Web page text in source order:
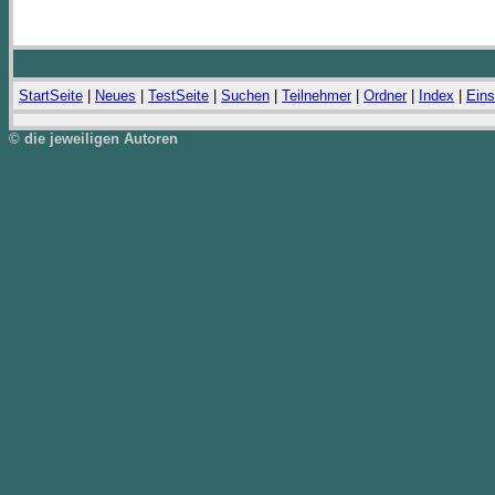
StartSeite Neues TestSeite Suchen Teilnehmer| Ordner| Index
© die jeweiligen Autoren